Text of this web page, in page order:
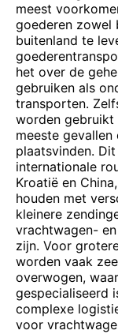
meest
goederen zowel
buitenland te
het over de
gebruiken als
transporten.
worden gebruikt
meeste
plaatsvinden.
internationale
Kroatië en
houden met
kleinere
vrachtwagen-
zijn. Voor
worden vaak
overwogen,
gespecialiseerd
complexe
voor